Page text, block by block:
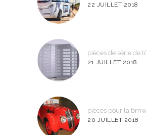
22 JUILLET 2018
pièces de série de
21 JUILLET 2018
pièces pour la
20 JUILLET 2018